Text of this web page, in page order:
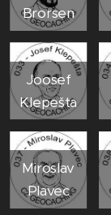
Brorsen
Joosef
Klepešta
Miroslav
Plavec